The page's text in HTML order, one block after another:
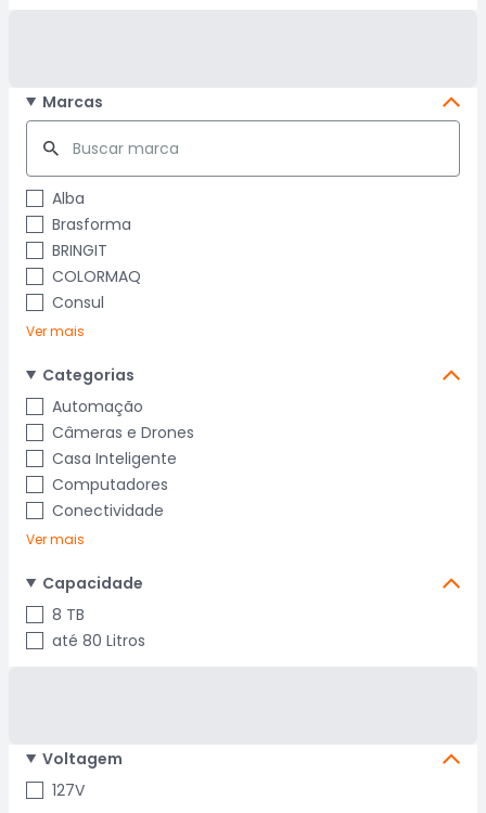
Marcas
Alba
Brasforma
BRINGIT
COLORMAQ
Consul
Ver mais
Categorias
Automação
Câmeras e Drones
Casa Inteligente
Computadores
Conectividade
Ver mais
Capacidade
8 TB
até 80 Litros
Voltagem
127V